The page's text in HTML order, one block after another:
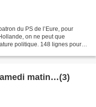
du PS de l’Eure, pour
on ne peut que
politique. 148 lignes pour
matin…(3)